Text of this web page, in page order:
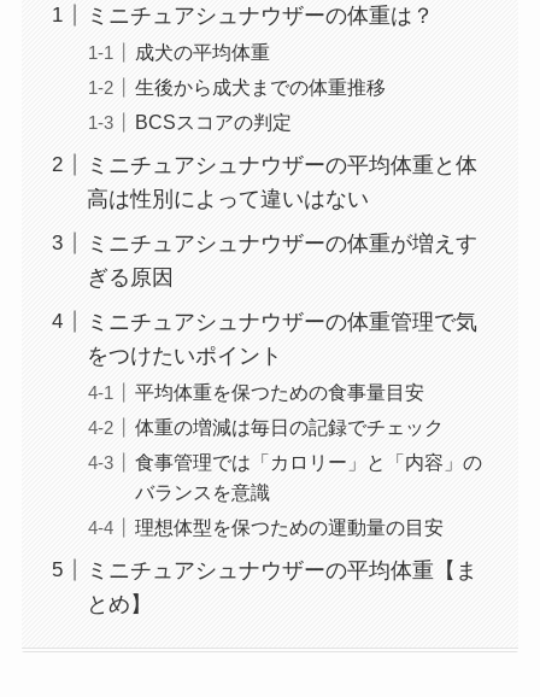
ミニチュアシュナウザーの体重は？
成犬の平均体重
生後から成犬までの体重推移
BCSスコアの判定
ミニチュアシュナウザーの平均体重と体
高は性別によって違いはない
ミニチュアシュナウザーの体重が増えす
ぎる原因
ミニチュアシュナウザーの体重管理で気
をつけたいポイント
平均体重を保つための食事量目安
体重の増減は毎日の記録でチェック
食事管理では「カロリー」と「内容」の
バランスを意識
理想体型を保つための運動量の目安
ミニチュアシュナウザーの平均体重【ま
とめ】